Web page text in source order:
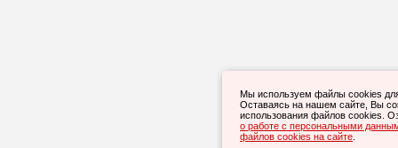
Мы используем файлы cookies
Оставаясь на нашем сайте, Вы
использования файлов cookies.
о работе с персональными
файлов cookies на сайте